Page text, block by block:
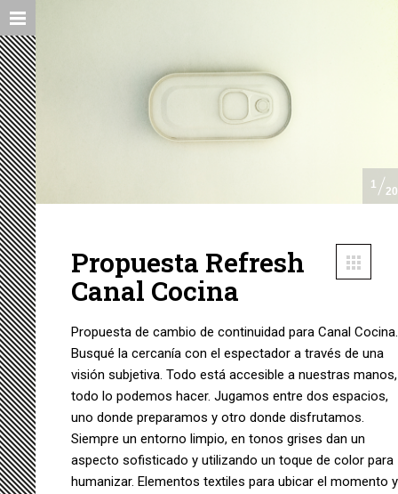
1
20
Propuesta Refresh
Canal Cocina
Propuesta de cambio de continuidad para Canal Cocina.
Busqué la cercanía con el espectador a través de una
visión subjetiva. Todo está accesible a nuestras manos,
todo lo podemos hacer. Jugamos entre dos espacios,
uno donde preparamos y otro donde disfrutamos.
Siempre un entorno limpio, en tonos grises dan un
aspecto sofisticado y utilizando un toque de color para
humanizar. Elementos textiles para ubicar el momento y